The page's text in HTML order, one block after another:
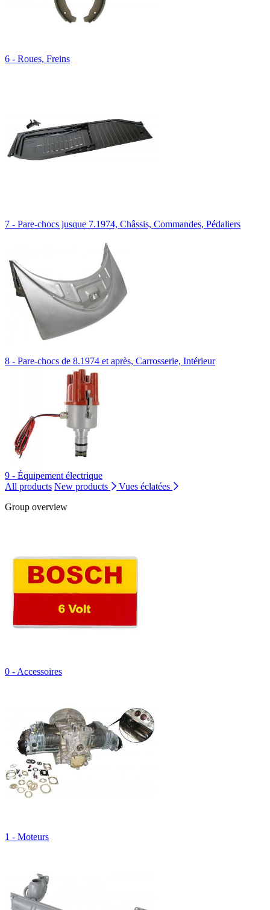
6 - Roues, Freins
7 - Pare-chocs jusque 7.1974, Châssis, Commandes, Pédaliers
8 - Pare-chocs de 8.1974 et après, Carrosserie, Intérieur
9 - Équipement électrique
All products New products
Vues éclatées
Group overview
0 - Accessoires
1 - Moteurs